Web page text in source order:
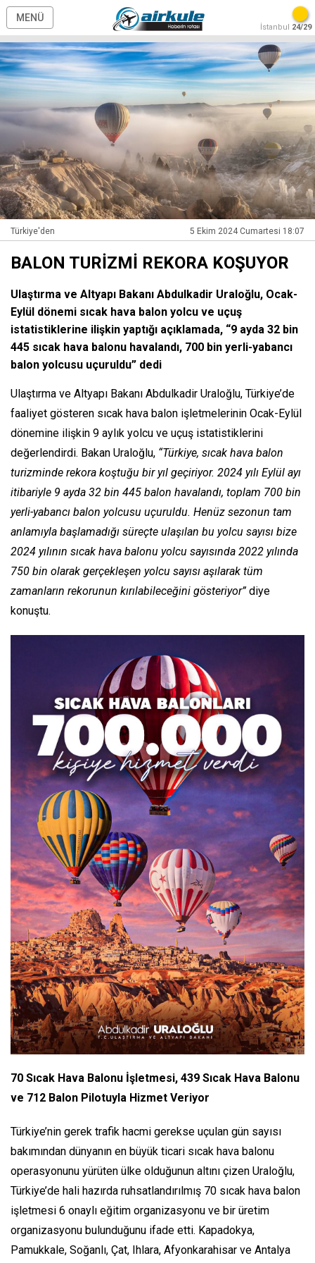
MENÜ
İstanbul 24/29
Türkiye'den 5 Ekim 2024 Cumartesi 18:07
BALON TURİZMİ REKORA KOŞUYOR
Ulaştırma ve Altyapı Bakanı Abdulkadir Uraloğlu, Ocak-
Eylül dönemi sıcak hava balon yolcu ve uçuş
istatistiklerine ilişkin yaptığı açıklamada, “9 ayda 32 bin
445 sıcak hava balonu havalandı, 700 bin yerli-yabancı
balon yolcusu uçuruldu” dedi
Ulaştırma ve Altyapı Bakanı Abdulkadir Uraloğlu, Türkiye’de
faaliyet gösteren sıcak hava balon işletmelerinin Ocak-Eylül
dönemine ilişkin 9 aylık yolcu ve uçuş istatistiklerini
değerlendirdi. Bakan Uraloğlu, “Türkiye, sıcak hava balon
turizminde rekora koştuğu bir yıl geçiriyor. 2024 yılı Eylül ayı
itibariyle 9 ayda 32 bin 445 balon havalandı, toplam 700 bin
yerli-yabancı balon yolcusu uçuruldu. Henüz sezonun tam
anlamıyla başlamadığı süreçte ulaşılan bu yolcu sayısı bize
2024 yılının sıcak hava balonu yolcu sayısında 2022 yılında
750 bin olarak gerçekleşen yolcu sayısı aşılarak tüm
zamanların rekorunun kırılabileceğini gösteriyor”diye
konuştu.
70 Sıcak Hava Balonu İşletmesi, 439 Sıcak Hava Balonu
ve 712 Balon Pilotuyla Hizmet Veriyor
Türkiye’nin gerek trafik hacmi gerekse uçulan gün sayısı
bakımından dünyanın en büyük ticari sıcak hava balonu
operasyonunu yürüten ülke olduğunun altını çizen Uraloğlu,
Türkiye’de hali hazırda ruhsatlandırılmış 70 sıcak hava balon
işletmesi 6 onaylı eğitim organizasyonu ve bir üretim
organizasyonu bulunduğunu ifade etti. Kapadokya,
Pamukkale, Soğanlı, Çat, Ihlara, Afyonkarahisar ve Antalya